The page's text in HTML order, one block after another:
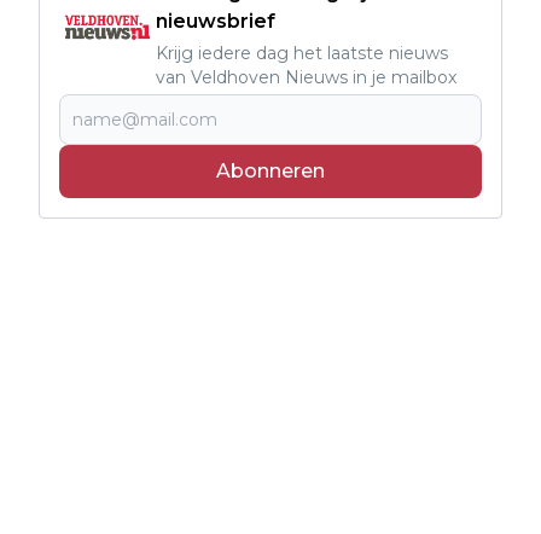
nieuwsbrief
Krijg iedere dag het laatste nieuws
van Veldhoven Nieuws in je mailbox
Abonneren